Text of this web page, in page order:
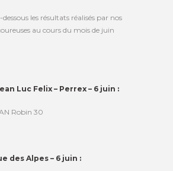
les résultats réalisés par nos
au cours du mois de juin
Luc Felix – Perrex – 6 juin :
Robin 30
des Alpes – 6 juin :